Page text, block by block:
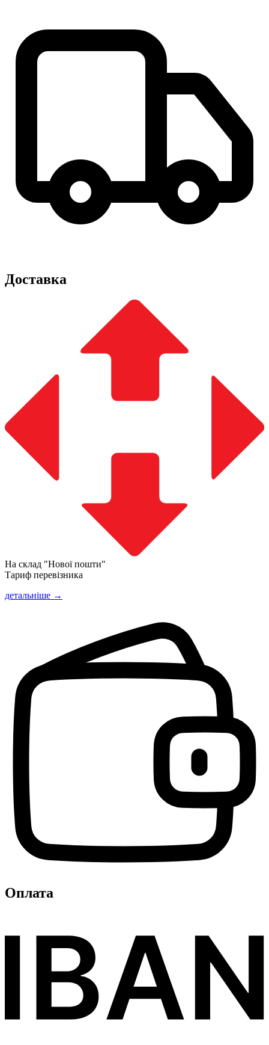
Доставка
На склад "Нової пошти"
Тариф перевізника
детальніше →
Оплата